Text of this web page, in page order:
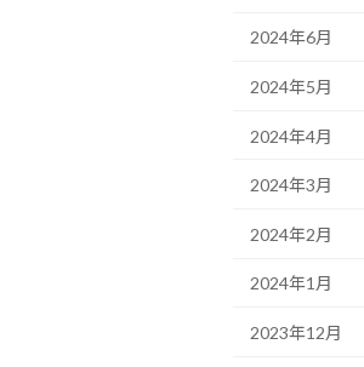
2024年6月
2024年5月
2024年4月
2024年3月
2024年2月
2024年1月
2023年12月